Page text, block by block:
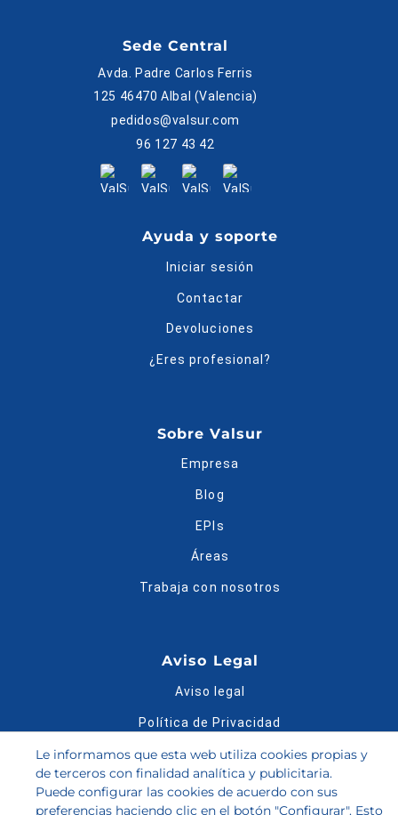
Sede Central
Avda. Padre Carlos Ferris
125 46470 Albal (Valencia)
pedidos@valsur.com
96 127 43 42
Ayuda y soporte
Iniciar sesión
Contactar
Devoluciones
¿Eres profesional?
Sobre Valsur
Empresa
Blog
EPIs
Áreas
Trabaja con nosotros
Aviso Legal
Aviso legal
Política de Privacidad
Política de Cookies
Condiciones de compra
Le informamos que esta web utiliza cookies propias y
de terceros con finalidad analítica y publicitaria.
Puede configurar las cookies de acuerdo con sus
preferencias haciendo clic en el botón "Configurar". Esto